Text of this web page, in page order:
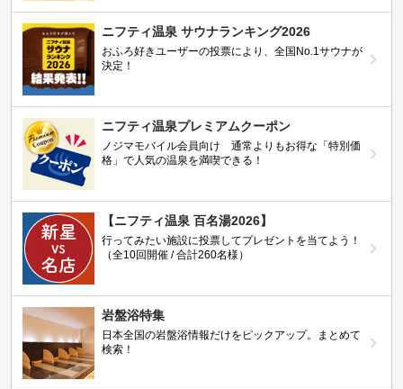
ニフティ温泉 サウナランキング2026
おふろ好きユーザーの投票により、全国No.1サウナが
決定！
ニフティ温泉プレミアムクーポン
ノジマモバイル会員向け 通常よりもお得な「特別価
格」で人気の温泉を満喫できる！
【ニフティ温泉 百名湯2026】
行ってみたい施設に投票してプレゼントを当てよう！
（全10回開催 / 合計260名様）
岩盤浴特集
日本全国の岩盤浴情報だけをピックアップ。まとめて
検索！